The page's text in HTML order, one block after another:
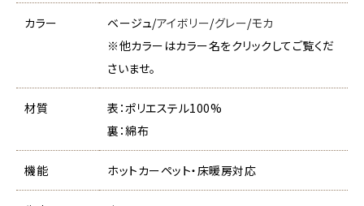
カラー ベージュ/アイボリー/グレー/モカ
※他カラーはカラー名をクリックしてご覧くだ
さいませ。
材質
表：ポリエステル100%
裏：綿布
機能 ホットカーペット・床暖房対応